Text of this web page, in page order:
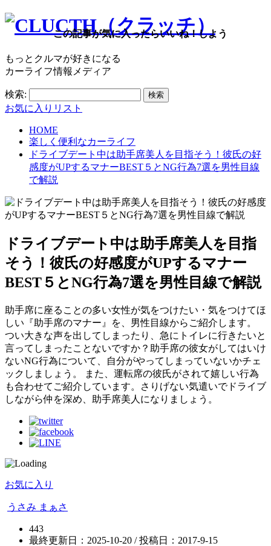
もっとクルマが好きになる
カーライフ情報メディア
検索:
お気に入りリスト
HOME
楽しく便利なカーライフ
ドライブデート中は助手席美人を目指そう！彼氏の好
感度がUPするマナーBEST５とNG行為7選を男性目線
で解説
ドライブデート中は助手席美人を目指
そう！彼氏の好感度がUPするマナー
BEST５とNG行為7選を男性目線で解説
助手席に座ることの多い女性が気をつけたい・気をつけてほ
しい『助手席のマナー』を、男性目線からご紹介します。
つい大きな声を出してしまったり、急にトイレに行きたいと
言ってしまったことないですか？助手席の彼女がしてはいけ
ないNG行為について、自分がやってしまっていないかチェ
ックしましょう。 また、運転席の彼氏がされて嬉しい行為
も合わせてご紹介しています。さりげない気遣いでドライブ
しながら仲を深め、助手席美人になりましょう。
お気に入り
うさみ まぁさ
443
最終更新日：2025-10-20 / 投稿日： 2017-9-15
この記事が気に入ったらいいね！しよう